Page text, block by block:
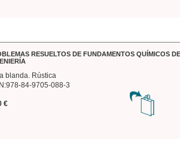
RESUELTOS DE FUNDAMENTOS QUÍMICOS
blanda. Rústica
84-9705-088-3
€